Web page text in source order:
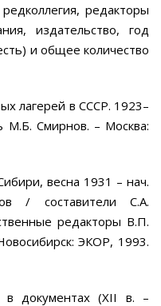
редакторы
издательство, год
и общее количество
лагерей в СССР. 1923–
М.Б. Смирнов. – Москва:
весна 1931 – нач.
/ составители С.А.
редакторы В.П.
ЭКОР, 1993.
в документах (XII в. –